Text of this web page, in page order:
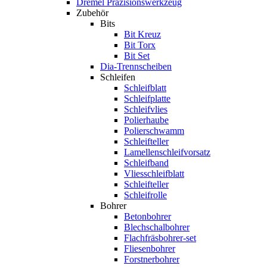
Dremel Präzisionswerkzeug
Zubehör
Bits
Bit Kreuz
Bit Torx
Bit Set
Dia-Trennscheiben
Schleifen
Schleifblatt
Schleifplatte
Schleifvlies
Polierhaube
Polierschwamm
Schleifteller
Lamellenschleifvorsatz
Schleifband
Vliesschleifblatt
Schleifteller
Schleifrolle
Bohrer
Betonbohrer
Blechschalbohrer
Flachfräsbohrer-set
Fliesenbohrer
Forstnerbohrer